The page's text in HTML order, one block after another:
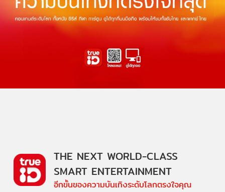
THE NEXT WORLD-CLASS
SMART ENTERTAINMENT
อีกขั้นของความบันเทิงระดับโลกตรงใจคุณ